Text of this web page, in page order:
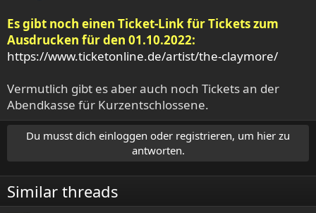
Es gibt noch einen Ticket-Link für Tickets zum
Ausdrucken für den 01.10.2022:
https://www.ticketonline.de/artist/the-claymore/
Vermutlich gibt es aber auch noch Tickets an der
Abendkasse für Kurzentschlossene.
Du musst dich einloggen oder registrieren, um hier zu
antworten.
Similar threads